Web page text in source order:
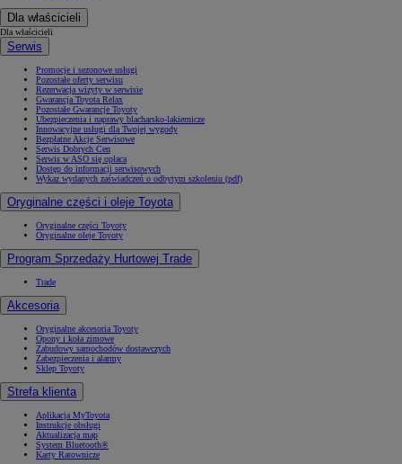
Dla właścicieli
Dla właścicieli
Serwis
Promocje i sezonowe usługi
Pozostałe oferty serwisu
Rezerwacja wizyty w serwisie
Gwarancja Toyota Relax
Pozostałe Gwarancje Toyoty
Ubezpieczenia i naprawy blacharsko-lakiernicze
Innowacyjne usługi dla Twojej wygody
Bezpłatne Akcje Serwisowe
Serwis Dobrych Cen
Serwis w ASO się opłaca
Dostęp do informacji serwisowych
Wykaz wydanych zaświadczeń o odbytym szkoleniu (pdf)
Oryginalne części i oleje Toyota
Oryginalne części Toyoty
Oryginalne oleje Toyoty
Program Sprzedaży Hurtowej Trade
Trade
Akcesoria
Oryginalne akcesoria Toyoty
Opony i koła zimowe
Zabudowy samochodów dostawczych
Zabezpieczenia i alarmy
Sklep Toyoty
Strefa klienta
Aplikacja MyToyota
Instrukcje obsługi
Aktualizacja map
System Bluetooth®
Karty Ratownicze